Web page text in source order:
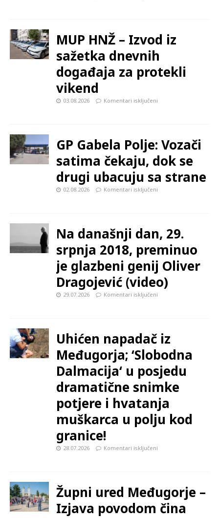
MUP HNŽ – Izvod iz
sažetka dnevnih
događaja za protekli
vikend
03.08.2026 Komentari isključeni
GP Gabela Polje: Vozači
satima čekaju, dok se
drugi ubacuju sa strane
02.08.2026 Komentari isključeni
Na današnji dan, 29.
srpnja 2018, preminuo
je glazbeni genij Oliver
Dragojević (video)
29.07.2026 Komentari isključeni
Uhićen napadač iz
Međugorja; ‘Slobodna
Dalmacija‘ u posjedu
dramatične snimke
potjere i hvatanja
muškarca u polju kod
granice!
28.07.2026 Komentari isključeni
Župni ured Međugorje –
Izjava povodom čina